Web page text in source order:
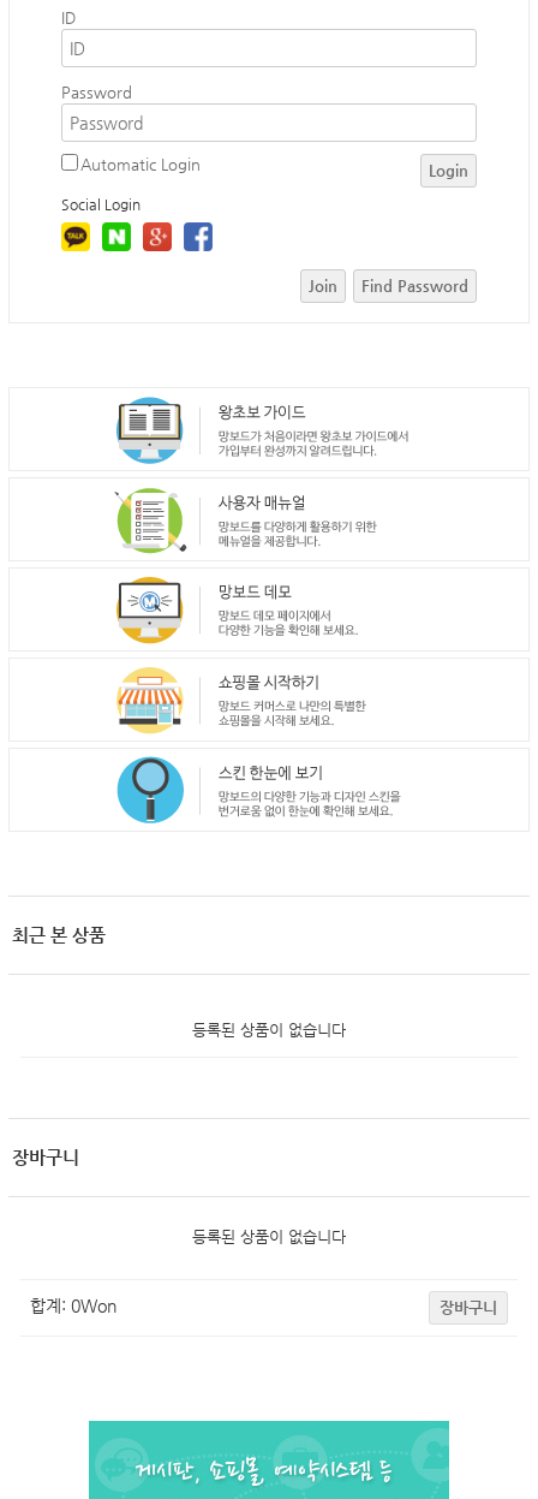
ID
Password
Automatic Login Login
Social Login
Join Find Password
최근 본 상품
등록된 상품이 없습니다
장바구니
등록된 상품이 없습니다
합계: 0Won 장바구니